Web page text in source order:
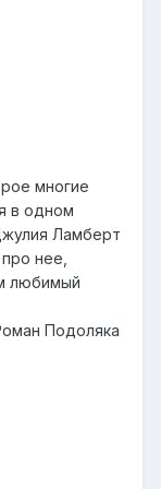
многие
в одном
Ламберт
нее,
любимый
Подоляка